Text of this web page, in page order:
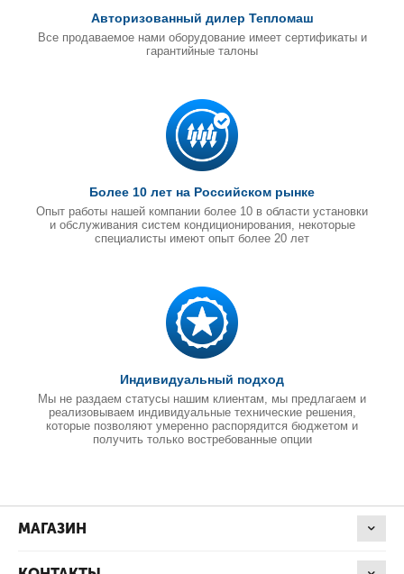
Авторизованный дилер Тепломаш
Все продаваемое нами оборудование имеет сертификаты и
гарантийные талоны
Более 10 лет на Российском рынке
Опыт работы нашей компании более 10 в области установки
и обслуживания систем кондиционирования, некоторые
специалисты имеют опыт более 20 лет
Индивидуальный подход
Мы не раздаем статусы нашим клиентам, мы предлагаем и
реализовываем индивидуальные технические решения,
которые позволяют умеренно распорядится бюджетом и
получить только востребованные опции
МАГАЗИН